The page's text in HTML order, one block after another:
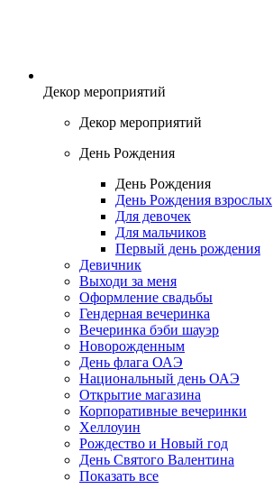
Декор мероприятий
Декор мероприятий
День Рождения
День Рождения
День Рождения взрослых
Для девочек
Для мальчиков
Первый день рождения
Девичник
Выходи за меня
Оформление свадьбы
Гендерная вечеринка
Вечеринка бэби шауэр
Новорожденным
День флага ОАЭ
Национальный день ОАЭ
Открытие магазина
Корпоративные вечеринки
Хеллоуин
Рождество и Новый год
День Святого Валентина
Показать все